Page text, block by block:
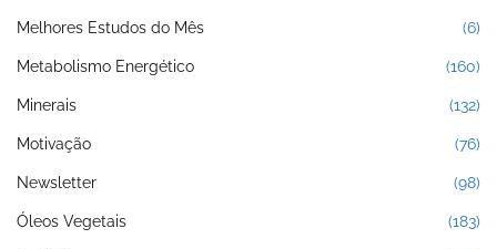
Melhores Estudos do Mês (6)
Metabolismo Energético (160)
Minerais (132)
Motivação (76)
Newsletter (98)
Óleos Vegetais (183)